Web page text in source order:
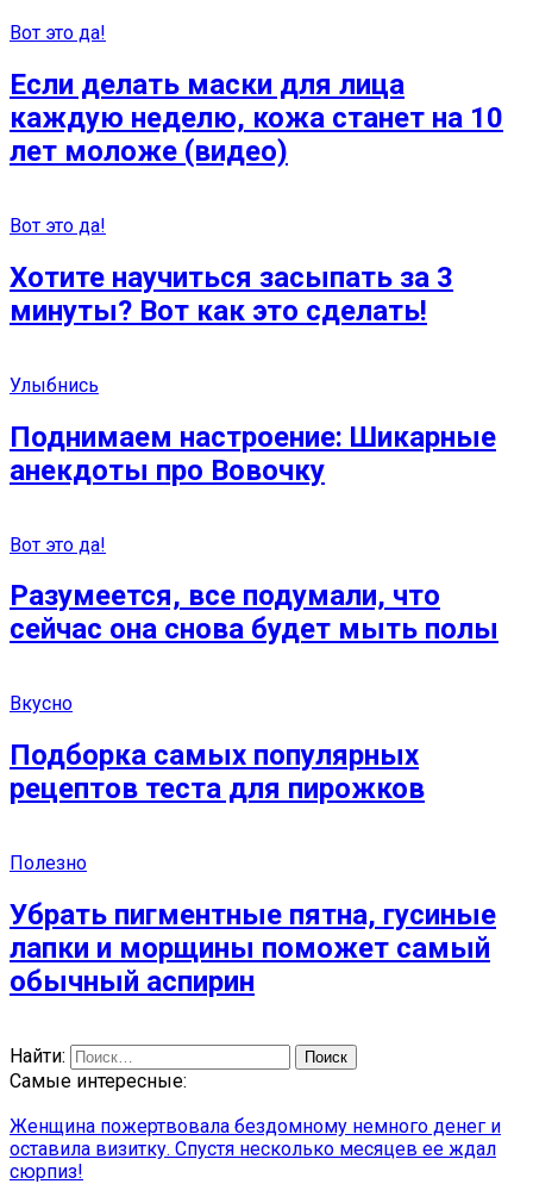
Вот это да!
Если делать маски для лица
каждую неделю, кожа станет на 10
лет моложе (видео)
Вот это да!
Хотите научиться засыпать за 3
минуты? Вот как это сделать!
Улыбнись
Поднимаем настроение: Шикарные
анекдоты про Вовочку
Вот это да!
Разумеется, все подумали, что
сейчас она снова будет мыть полы
Вкусно
Подборка самых популярных
рецептов теста для пирожков
Полезно
Убрать пигментные пятна, гусиные
лапки и морщины поможет самый
обычный аспирин
Найти:
Самые интересные:
Женщина пожертвовала бездомному немного денег и
оставила визитку. Спустя несколько месяцев ее ждал
сюрпиз!